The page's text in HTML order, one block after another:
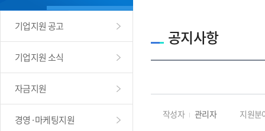
기업지원 공고
기업지원 소식
자금지원
경영·마케팅지원
공지사항
작성자 관리자 지원분